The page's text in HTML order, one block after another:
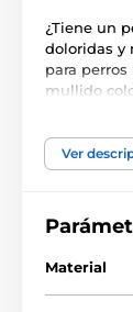
¿Tiene un
doloridas y
para
mullido
máquina,
y su
Ver
Material